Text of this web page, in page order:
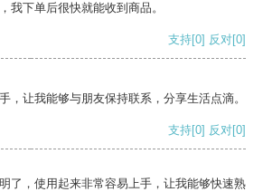
我下单后很快就能收到商品。
支持[0] 反对[0]
，让我能够与朋友保持联系，分享生活点滴。
支持[0] 反对[0]
了，使用起来非常容易上手，让我能够快速熟